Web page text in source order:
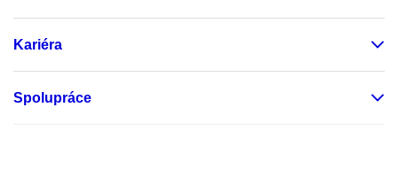
Kariéra
Spolupráce